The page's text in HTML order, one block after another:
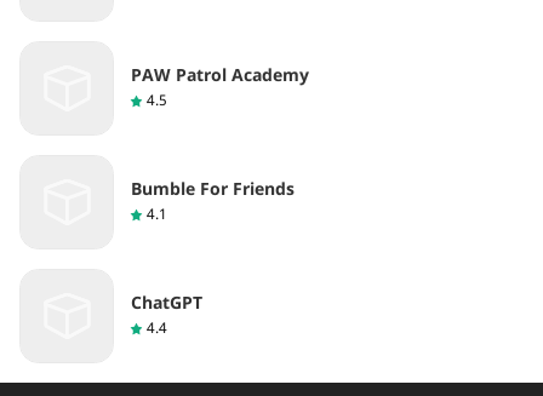
PAW Patrol Academy
4.5
Bumble For Friends
4.1
ChatGPT
4.4